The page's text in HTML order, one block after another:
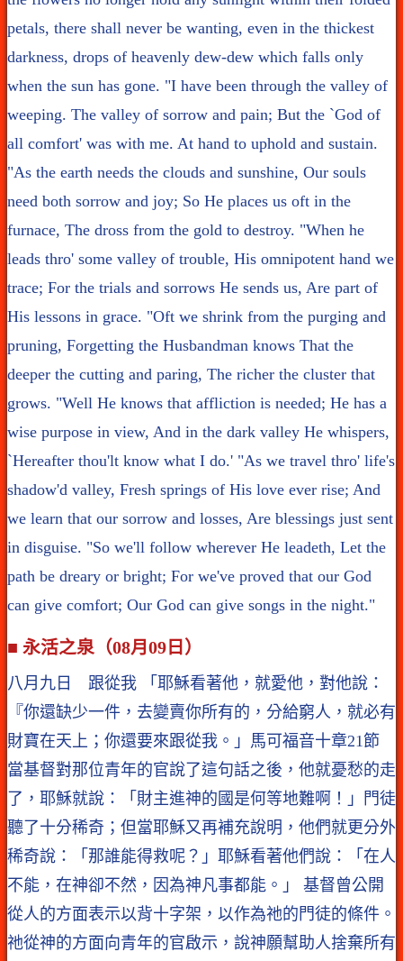
petals, there shall never be wanting, even in the thickest
darkness, drops of heavenly dew-dew which falls only
when the sun has gone. "I have been through the valley of
weeping. The valley of sorrow and pain; But the `God of
all comfort' was with me. At hand to uphold and sustain.
"As the earth needs the clouds and sunshine, Our souls
need both sorrow and joy; So He places us oft in the
furnace, The dross from the gold to destroy. "When he
leads thro' some valley of trouble, His omnipotent hand we
trace; For the trials and sorrows He sends us, Are part of
His lessons in grace. "Oft we shrink from the purging and
pruning, Forgetting the Husbandman knows That the
deeper the cutting and paring, The richer the cluster that
grows. "Well He knows that affliction is needed; He has a
wise purpose in view, And in the dark valley He whispers,
`Hereafter thou'lt know what I do.' "As we travel thro' life's
shadow'd valley, Fresh springs of His love ever rise; And
we learn that our sorrow and losses, Are blessings just sent
in disguise. "So we'll follow wherever He leadeth, Let the
path be dreary or bright; For we've proved that our God
can give comfort; Our God can give songs in the night."
■ 永活之泉（08月09日）
八月九日 跟從我 「耶穌看著他，就愛他，對他說：
『你還缺少一件，去變賣你所有的，分給窮人，就必有
財寶在天上；你還要來跟從我。」馬可福音十章21節
當基督對那位青年的官說了這句話之後，他就憂愁的走
了，耶穌就說：「財主進神的國是何等地難啊！」門徒
聽了十分稀奇；但當耶穌又再補充說明，他們就更分外
稀奇說：「那誰能得救呢？」耶穌看著他們說：「在人
不能，在神卻不然，因為神凡事都能。」 基督曾公開
從人的方面表示以背十字架，以作為祂的門徒的條件。
祂從神的方面向青年的官啟示，說神願幫助人捨棄所有